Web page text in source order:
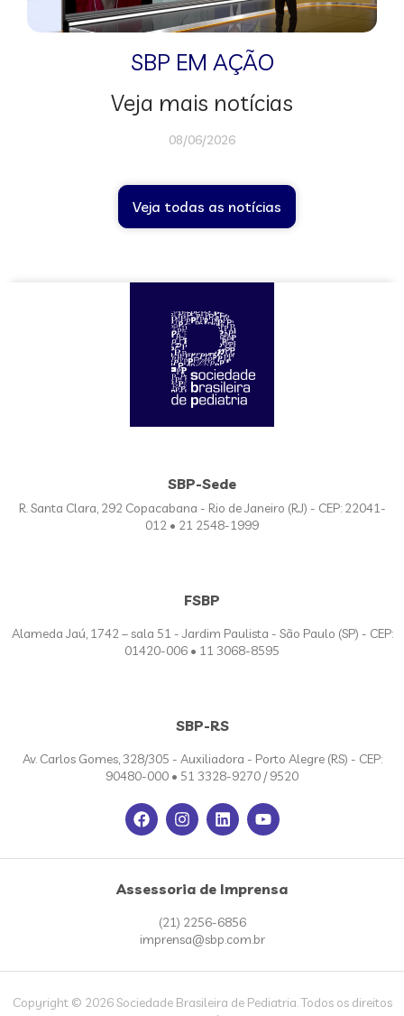
SBP EM AÇÃO
Veja mais notícias
08/06/2026
Veja todas as notícias
SBP-Sede
R. Santa Clara, 292 Copacabana - Rio de Janeiro (RJ) - CEP: 22041-
012 • 21 2548-1999
FSBP
Alameda Jaú, 1742 – sala 51 - Jardim Paulista - São Paulo (SP) - CEP:
01420-006 • 11 3068-8595
SBP-RS
Av. Carlos Gomes, 328/305 - Auxiliadora - Porto Alegre (RS) - CEP:
90480-000 • 51 3328-9270 / 9520
Assessoria de Imprensa
(21) 2256-6856
imprensa@sbp.com.br
Copyright © 2026 Sociedade Brasileira de Pediatria. Todos os direitos